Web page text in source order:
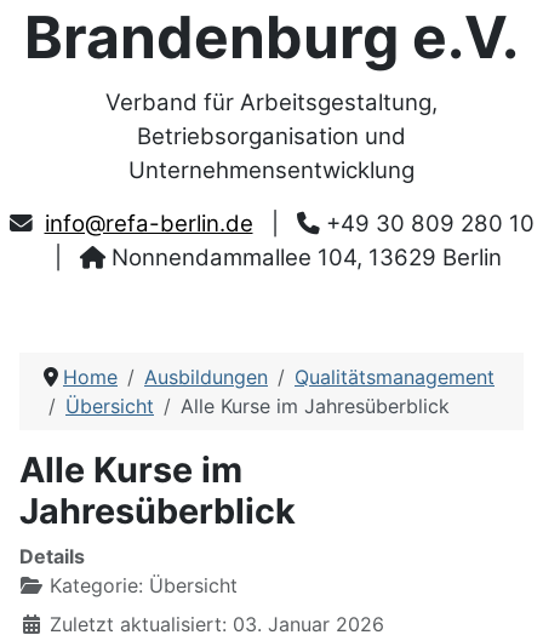
Brandenburg e.V.
Verband für Arbeitsgestaltung,
Betriebsorganisation und
Unternehmensentwicklung
info@refa-berlin.de
+49 30 809 280 10
Nonnendammallee 104, 13629 Berlin
Home Ausbildungen
Qualitätsmanagement
Übersicht
Alle Kurse im Jahresüberblick
Alle Kurse im
Jahresüberblick
Details
Kategorie: Übersicht
Zuletzt aktualisiert: 03. Januar 2026